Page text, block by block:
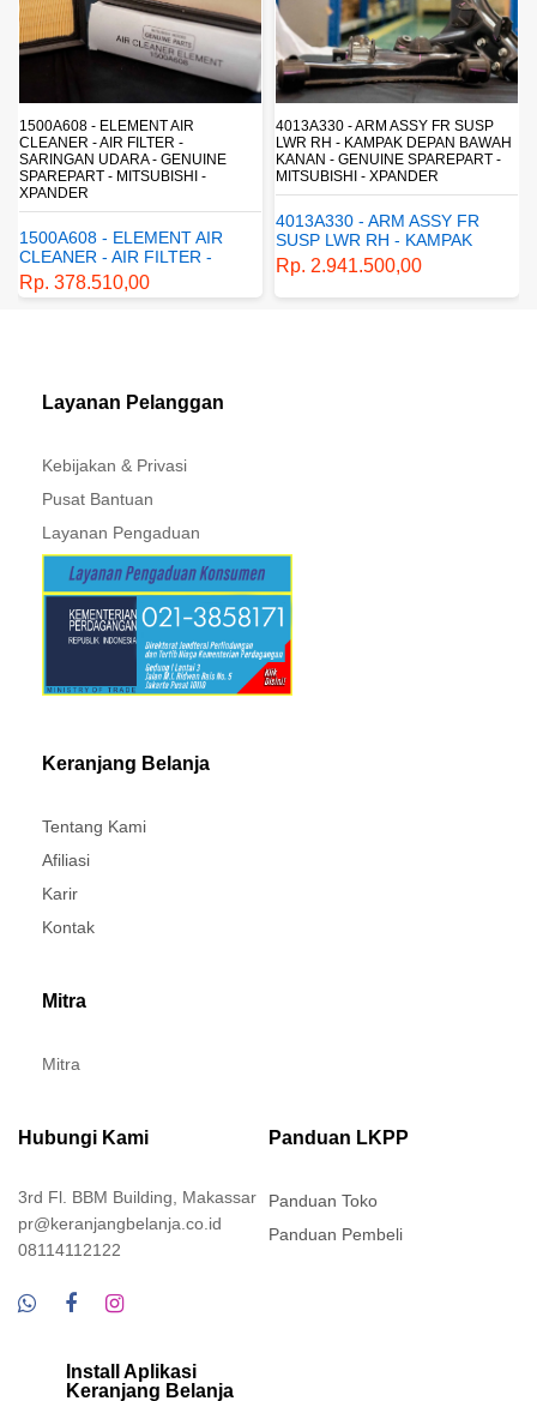
4013A330 - ARM ASSY FR SUSP
LWR RH - KAMPAK DEPAN BAWAH
KANAN - GENUINE SPAREPART -
MITSUBISHI - XPANDER
SUSP LWR RH - KAMPAK
DEPAN BAWAH KANAN -
GENUINE SPAREPART -
MITSUBISHI - XPANDER
Rp. 2.941.500,00
4162A413 - SHOCK ABSORBER RR
SUSP - SUSPENSI BELAKANG -
SHOCKBREAKER BELAKANG -
GENUINE SPAREPART -
MITSUBISHI - XPANDER
4162A413 - SHOCK
ABSORBER RR SUSP -
SUSPENSI BELAKANG -
SHOCKBREAKER BELAKANG
Rp. 1.198.800,00
Layanan Pelanggan
Kebijakan & Privasi
Pusat Bantuan
Layanan Pengaduan
Keranjang Belanja
Tentang Kami
Afiliasi
Karir
Kontak
Mitra
Mitra
Hubungi Kami
3rd Fl. BBM Building, Makassar
pr@keranjangbelanja.co.id
08114112122
Panduan LKPP
Panduan Toko
Panduan Pembeli
Install Aplikasi
Keranjang Belanja